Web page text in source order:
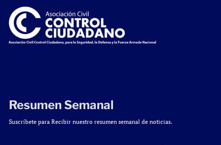
Resumen Semanal
Suscríbete para Recibir nuestro resumen semanal de noticias.